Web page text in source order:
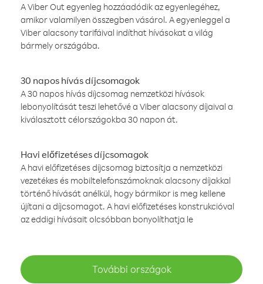
A Viber Out egyenleg hozzáadódik az egyenlegéhez,
amikor valamilyen összegben vásárol. A egyenleggel a
Viber alacsony tarifáival indíthat hívásokat a világ
bármely országába.
30 napos hívás díjcsomagok
A 30 napos hívás díjcsomag nemzetközi hívások
lebonyolítását teszi lehetővé a Viber alacsony díjaival a
kiválasztott célországokba 30 napon át.
Havi előfizetéses díjcsomagok
A havi előfizetéses díjcsomag biztosítja a nemzetközi
vezetékes és mobiltelefonszámoknak alacsony díjakkal
történő hívását anélkül, hogy bármikor is meg kellene
újítani a díjcsomagot. A havi előfizetéses konstrukcióval
az eddigi hívásait olcsóbban bonyolíthatja le
További országok